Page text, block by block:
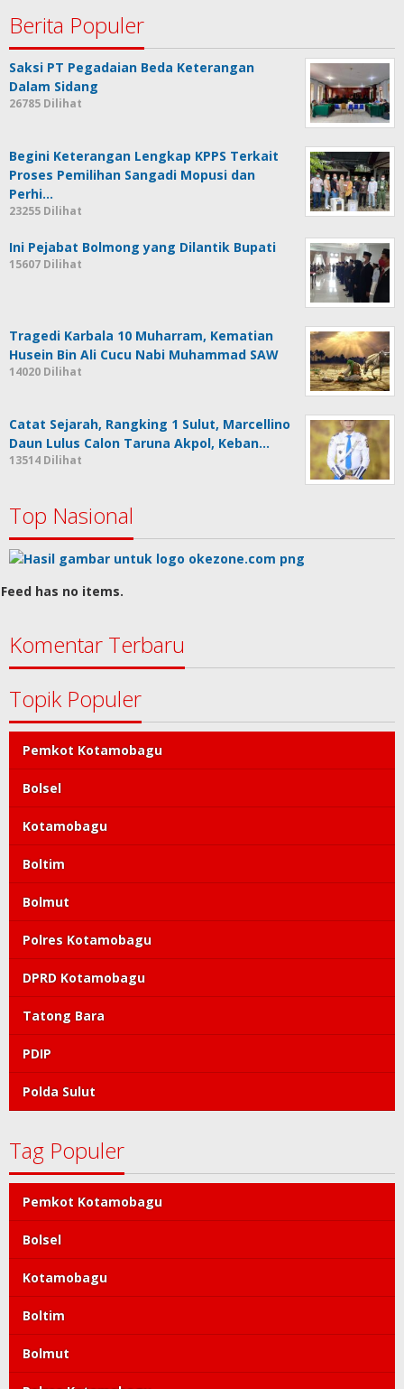
Berita Populer
Saksi PT Pegadaian Beda Keterangan
Dalam Sidang
26785 Dilihat
Begini Keterangan Lengkap KPPS Terkait
Proses Pemilihan Sangadi Mopusi dan
Perhi…
23255 Dilihat
Ini Pejabat Bolmong yang Dilantik Bupati
15607 Dilihat
Tragedi Karbala 10 Muharram, Kematian
Husein Bin Ali Cucu Nabi Muhammad SAW
14020 Dilihat
Catat Sejarah, Rangking 1 Sulut, Marcellino
Daun Lulus Calon Taruna Akpol, Keban…
13514 Dilihat
Top Nasional
Feed has no items.
Komentar Terbaru
Topik Populer
Pemkot Kotamobagu
Bolsel
Kotamobagu
Boltim
Bolmut
Polres Kotamobagu
DPRD Kotamobagu
Tatong Bara
PDIP
Polda Sulut
Tag Populer
Pemkot Kotamobagu
Bolsel
Kotamobagu
Boltim
Bolmut